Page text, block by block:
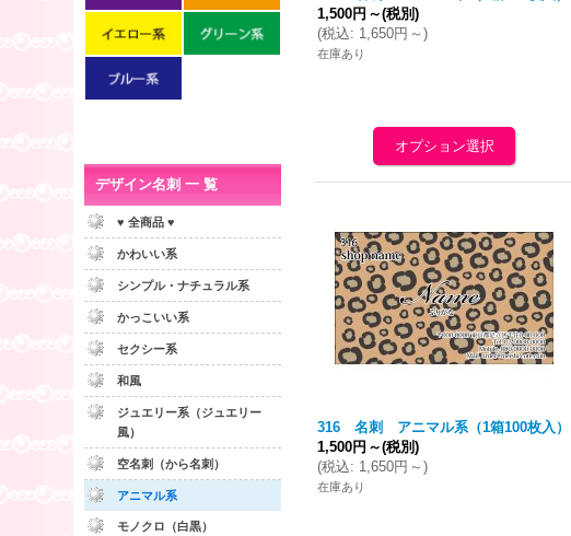
デザイン名刺 一 覧
♥ 全商品 ♥
かわいい系
シンプル・ナチュラル系
かっこいい系
セクシー系
和風
ジュエリー系（ジュエリー
風）
空名刺（から名刺）
アニマル系
モノクロ（白黒）
1,500円 ～(税別)
(税込: 1,650円 ～)
在庫あり
316 名刺 アニマル系（1箱100枚入）
1,500円 ～(税別)
(税込: 1,650円 ～)
在庫あり